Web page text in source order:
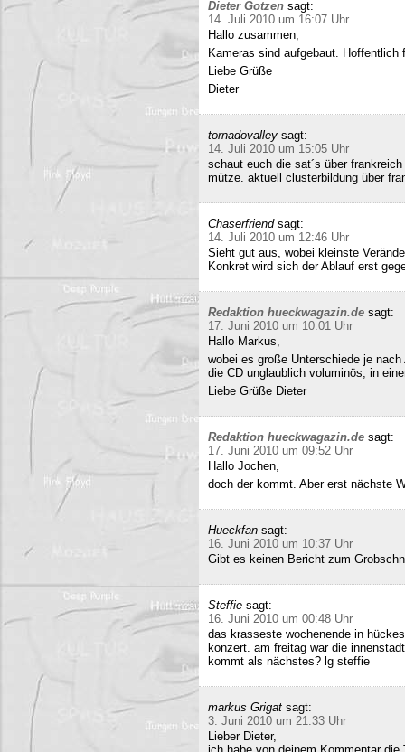
Dieter Gotzen sagt:
14. Juli 2010 um 16:07 Uhr
Hallo zusammen,
Kameras sind aufgebaut.
Liebe Grüße
Dieter
tornadovalley sagt:
14. Juli 2010 um 15:05 Uhr
schaut euch die sat´s über
mütze. aktuell clusterbildung über
Chaserfriend sagt:
14. Juli 2010 um 12:46 Uhr
Sieht gut aus, wobei kleinste
Konkret wird sich der Ablauf erst
Redaktion hueckwagazin.de sagt:
17. Juni 2010 um 10:01 Uhr
Hallo Markus,
wobei es große Unterschiede je
die CD unglaublich voluminös, in
Liebe Grüße Dieter
Redaktion hueckwagazin.de sagt:
17. Juni 2010 um 09:52 Uhr
Hallo Jochen,
doch der kommt. Aber erst nächste
Hueckfan sagt:
16. Juni 2010 um 10:37 Uhr
Gibt es keinen Bericht zum
Steffie sagt:
16. Juni 2010 um 00:48 Uhr
das krasseste wochenende in
konzert. am freitag war die
kommt als nächstes? lg steffie
markus Grigat sagt:
3. Juni 2010 um 21:33 Uhr
Lieber Dieter,